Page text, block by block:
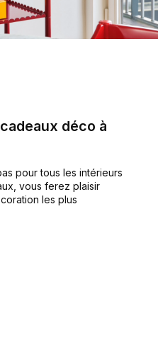
déco à
pour tous les intérieurs
vous ferez plaisir
les plus